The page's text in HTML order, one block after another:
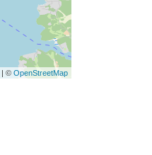
| © OpenStreetMap